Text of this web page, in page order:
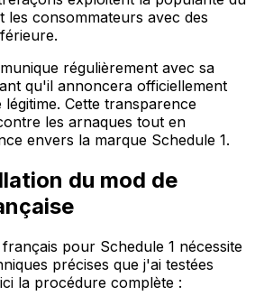
les consommateurs avec des
régulièrement avec sa
qu'il annoncera officiellement
Cette transparence
les arnaques tout en
envers la marque Schedule 1.
du mod de
pour Schedule 1 nécessite
précises que j'ai testées
la procédure complète :